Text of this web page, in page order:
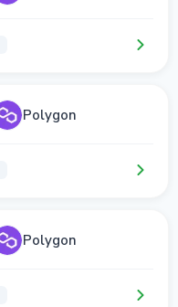
Polygon
Polygon